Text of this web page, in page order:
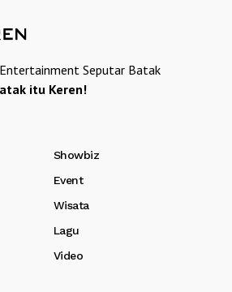
Seputar Batak
itu Keren!
Showbiz
Event
Wisata
Lagu
Video